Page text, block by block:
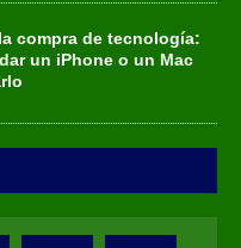
compra de tecnología:
un iPhone o un Mac